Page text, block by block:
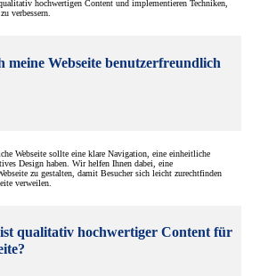
hochwertigen Content und implementieren Techniken,
verbessern.
meine Webseite benutzerfreundlich
Webseite sollte eine klare Navigation, eine einheitliche
Design haben. Wir helfen Ihnen dabei, eine
zu gestalten, damit Besucher sich leicht zurechtfinden
verweilen.
qualitativ hochwertiger Content für